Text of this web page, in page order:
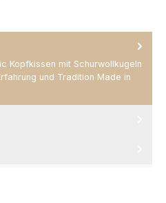
Kopfkissen mit Schurwollkugeln
und Tradition Made in